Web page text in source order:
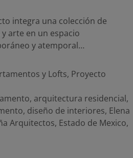
integra una colección de
arte en un espacio
y atemporal…
y Lofts, Proyecto
, arquitectura residencial,
, diseño de interiores, Elena
Arquitectos, Estado de Mexico,